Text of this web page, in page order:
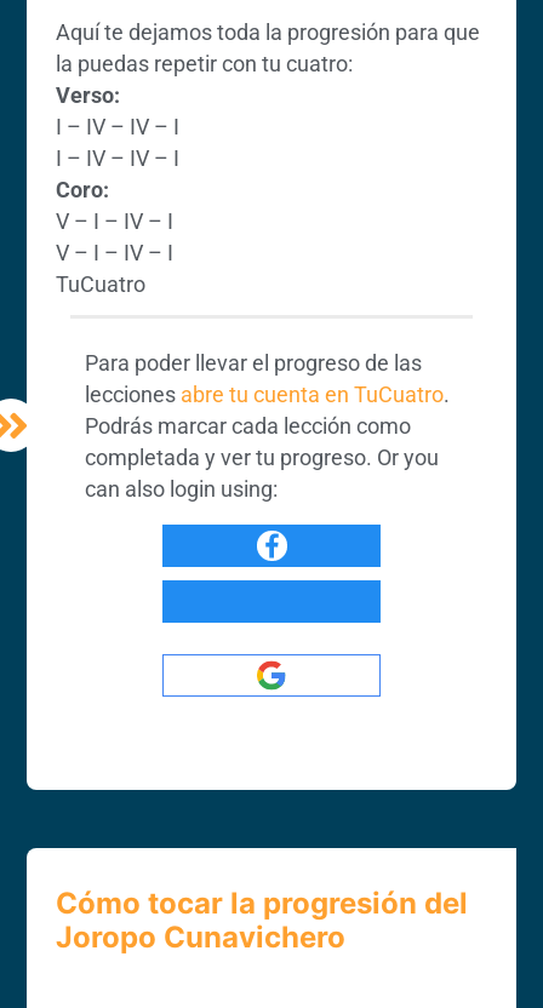
Aquí te dejamos toda la progresión para que
la puedas repetir con tu cuatro:
Verso:
I – IV – IV – I
I – IV – IV – I
Coro:
V – I – IV – I
V – I – IV – I
TuCuatro
Para poder llevar el progreso de las
lecciones abre tu cuenta en TuCuatro.
Podrás marcar cada lección como
completada y ver tu progreso. Or you
can also login using:
Cómo tocar la progresión del
Joropo Cunavichero